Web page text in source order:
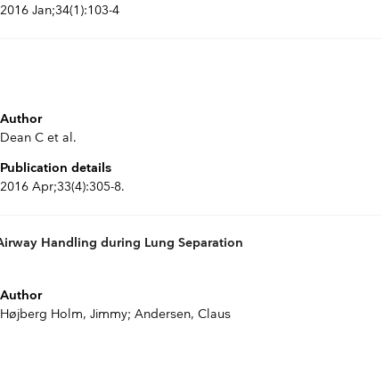
2016 Jan;34(1):103-4
Author
Dean C et al.
Publication details
2016 Apr;33(4):305-8.
Handling during Lung Separation
Author
Højberg Holm, Jimmy; Andersen, Claus